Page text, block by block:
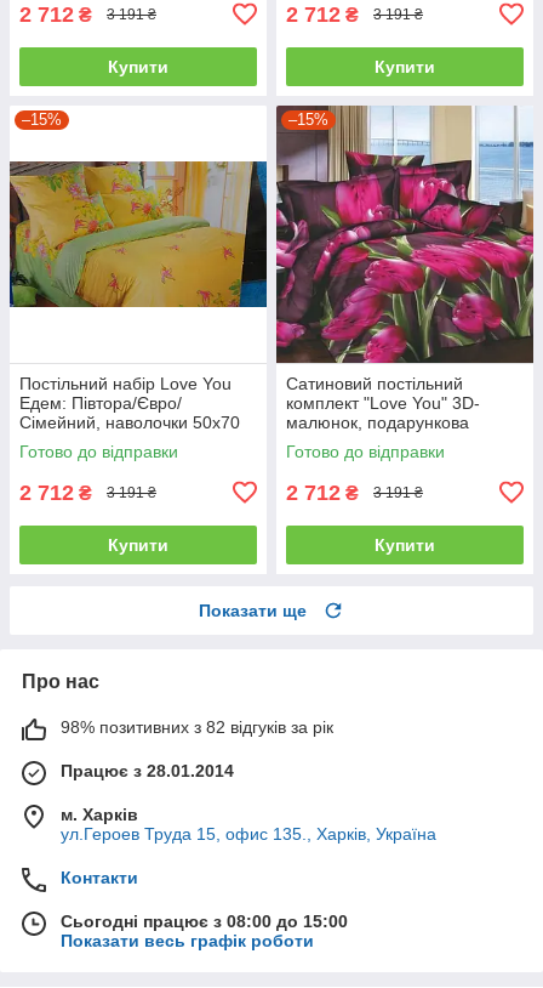
2 712 ₴ 3 191 ₴
Купити
2 712 ₴ 3 191 ₴
Купити
–15%
Постільний набір Love You
Едем: Півтора/Євро/
Сімейний, наволочки 50x70
полуторний
Готово до відправки
2 712 ₴ 3 191 ₴
Купити
–15%
Сатиновий постільний
комплект "Love You" 3D-
малюнок, подарункова
упаковка полуторний
Готово до відправки
2 712 ₴ 3 191 ₴
Купити
Показати ще
Про нас
98% позитивних з 82 відгуків за рік
Працює з 28.01.2014
м. Харків
ул.Героев Труда 15, офис 135., Харків, Україна
Контакти
Сьогодні працює з 08:00 до 15:00
Показати весь графік роботи